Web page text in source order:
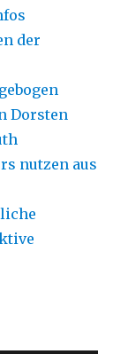
der
Dorsten
nutzen aus